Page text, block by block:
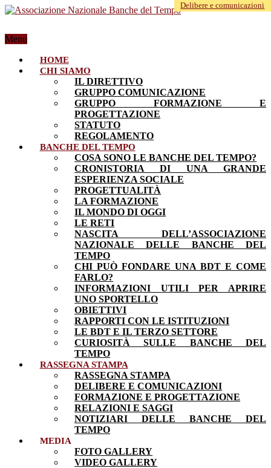
Menu
HOME
CHI SIAMO
IL DIRETTIVO
GRUPPO COMUNICAZIONE
GRUPPO FORMAZIONE E
PROGETTAZIONE
STATUTO
REGOLAMENTO
BANCHE DEL TEMPO
COSA SONO LE BANCHE DEL TEMPO?
CRONISTORIA DI UNA GRANDE
ESPERIENZA SOCIALE
PROGETTUALITÀ
LA FORMAZIONE
IL MONDO DI OGGI
LE RETI
NASCITA DELL’ASSOCIAZIONE
NAZIONALE DELLE BANCHE DEL
TEMPO
CHI PUÒ FONDARE UNA BDT E COME
FARLO?
INFORMAZIONI UTILI PER APRIRE
UNO SPORTELLO
OBIETTIVI
RAPPORTI CON LE ISTITUZIONI
LE BDT E IL TERZO SETTORE
CURIOSITÀ SULLE BANCHE DEL
TEMPO
RASSEGNA STAMPA
RASSEGNA STAMPA
DELIBERE E COMUNICAZIONI
FORMAZIONE E PROGETTAZIONE
RELAZIONI E SAGGI
NOTIZIARI DELLE BANCHE DEL
TEMPO
MEDIA
FOTO GALLERY
VIDEO GALLERY
Delibere e comunicazioni